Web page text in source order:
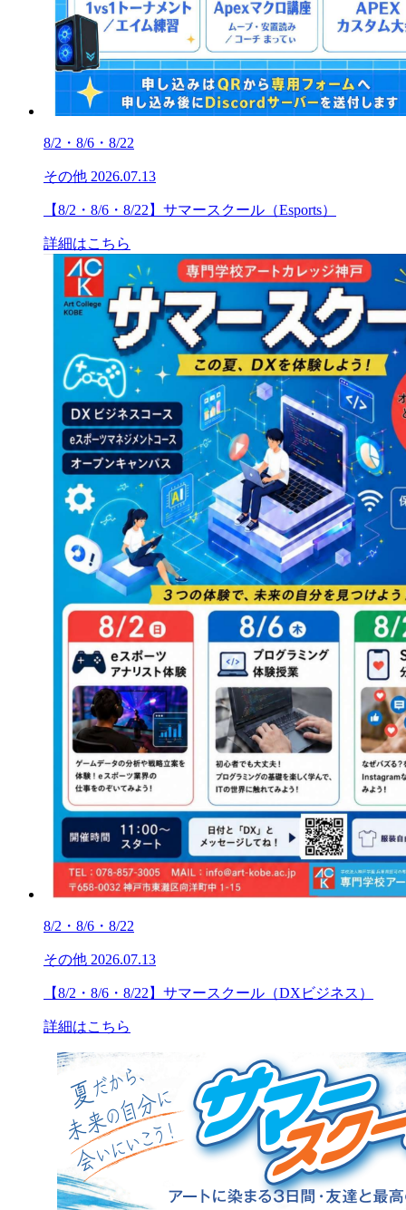
8/2・8/6・8/22
その他 2026.07.13
【8/2・8/6・8/22】サマースクール（Esports）
詳細はこちら
8/2・8/6・8/22
その他 2026.07.13
【8/2・8/6・8/22】サマースクール（DXビジネス）
詳細はこちら